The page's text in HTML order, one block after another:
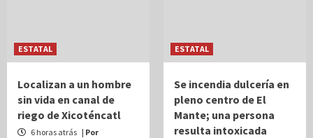
ESTATAL
Localizan a un hombre
sin vida en canal de
riego de Xicoténcatl
6 horas atrás | Por
ESTATAL
Se incendia dulcería en
pleno centro de El
Mante; una persona
resulta intoxicada